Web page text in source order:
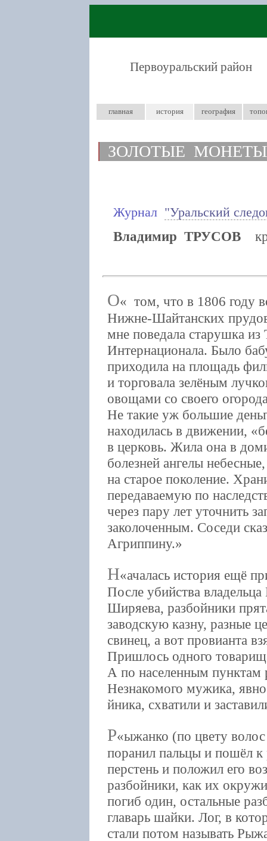
Первоуральский район
главная история география
ЗОЛОТЫЕ
Журнал "Уральский
Владимир ТРУСОВ
О
том, что в 1806 году
Нижне-Шайтанских
мне поведала старушка
Интернационала. Было
приходила на площадь
и торговала зелёным
овощами со своего
Не такие уж большие
находилась в движении,
в церковь. Жила она в
болезней ангелы
на старое поколение.
передаваемую по
через пару лет уточнить
заколоченным. Соседи
Агриппину.
Н ачалась история ещё
После убийства
Ширяева, разбойники
заводскую казну, разные
свинец, а вот провианта
Пришлось одного
А по населенным
Незнакомого мужика,
йника, схватили и
Р ыжанко (по цвету
поранил пальцы и пошёл
перстень и положил его
разбойники, как их
погиб один, остальные
главарь шайки. Лог, в
стали потом называть